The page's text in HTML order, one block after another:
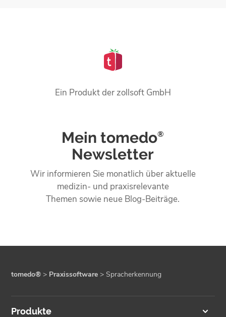
Ein Produkt der zollsoft GmbH
Mein tomedo®
Newsletter
Wir informieren Sie monatlich über aktuelle
medizin- und praxisrelevante
Themen sowie neue Blog-Beiträge.
tomedo® > Praxissoftware > Spracherkennung
Produkte